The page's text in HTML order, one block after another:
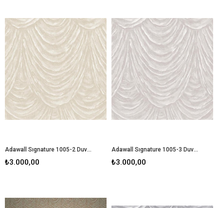
Adawall Sıgnature 1005-2 Duvar Kağıdı
₺3.000,00
Adawall Sıgnature 1005-3 Duvar Kağıdı
₺3.000,00